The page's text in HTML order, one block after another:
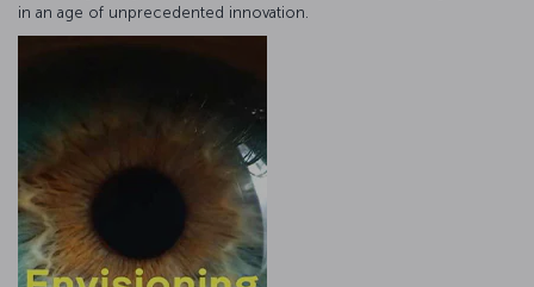
in an age of unprecedented innovation.